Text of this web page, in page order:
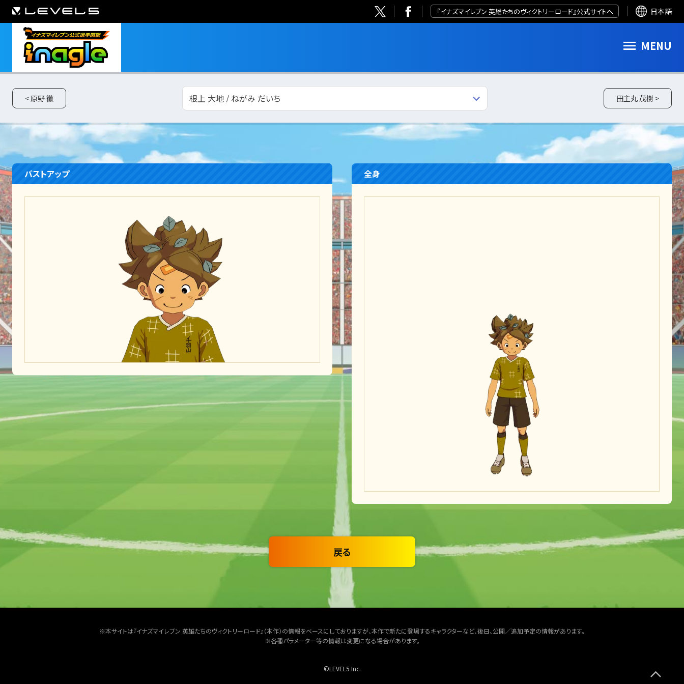
『イナズマイレブン 英雄たちのヴィクトリーロード』公式サイトへ 日本語
MENU
< 原野 徹 根上 大地 / ねがみ だいち 田主丸 茂樹 >
バストアップ 全身
戻る
※本サイトは『イナズマイレブン 英雄たちのヴィクトリーロード』（本作）の情報をベースにしておりますが、本作で新たに登場するキャラクターなど、後日、公開／追加予定の情報があります。
※各種パラメーター等の情報は変更になる場合があります。
©LEVEL5 Inc.